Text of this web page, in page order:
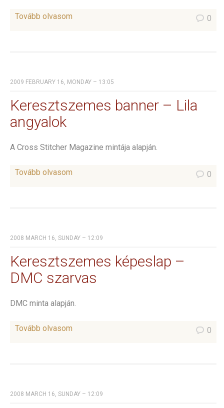
Tovább olvasom 0
2009 FEBRUARY 16, MONDAY – 13:05
Keresztszemes banner – Lila
angyalok
A Cross Stitcher Magazine mintája alapján.
Tovább olvasom 0
2008 MARCH 16, SUNDAY – 12:09
Keresztszemes képeslap –
DMC szarvas
DMC minta alapján.
Tovább olvasom 0
2008 MARCH 16, SUNDAY – 12:09